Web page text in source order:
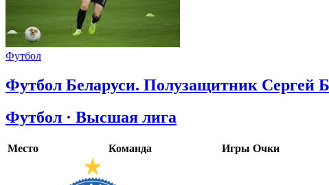
Футбол
Футбол Беларуси. Полузащитник Сергей
Футбол · Высшая лига
Место Команда Игры Очки